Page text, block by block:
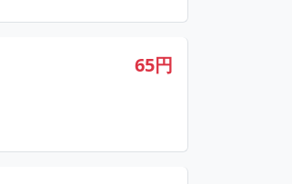
65円